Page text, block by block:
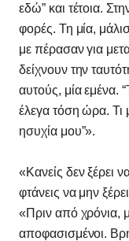
εδώ” και τέτοια.
φορές. Τη μία,
με πέρασαν για
δείχνουν την
αυτούς, μία εμένα.
έλεγα τόση ώρα. Τι
ησυχία μου”».
«Κανείς δεν ξέρει
φτάνεις να μην
«Πριν από χρόνια,
αποφασισμένοι.